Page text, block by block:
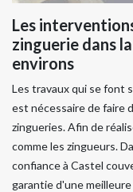
Les
zinguerie dans
environs
Les travaux qui se font
est nécessaire de faire
zingueries. Afin de
comme les zingueurs.
confiance à Castel
garantie d'une